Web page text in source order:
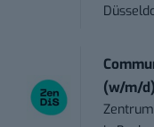
(w/m/d)